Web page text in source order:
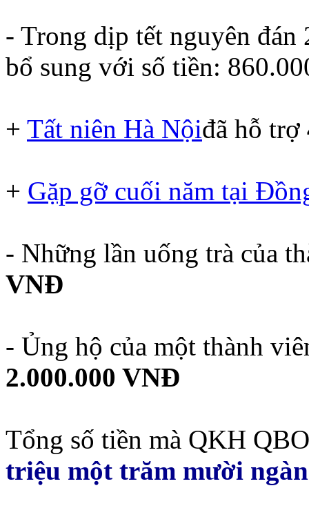
- Trong dịp tết nguyên
bổ sung với số tiền:
+ Tất niên Hà Nộiđã hỗ trợ
+ Gặp gỡ cuối năm tại
- Những lần uống trà của
VNĐ
- Ủng hộ của một thành
2.000.000 VNĐ
Tổng số tiền mà QKH
triệu một trăm mười